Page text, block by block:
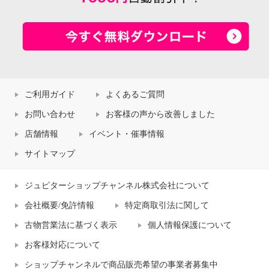
ご利用ガイド よくあるご質問
お問い合わせ お客様の声から改善しました
店舗情報 イベント・催事情報
サイトマップ
ジュピターショップチャンネル株式会社について
会社概要/免許情報 特定商取引法に関して
古物営業法に基づく表示 個人情報保護について
お客様対応について
ショップチャンネルで商品販売希望の事業者募集中